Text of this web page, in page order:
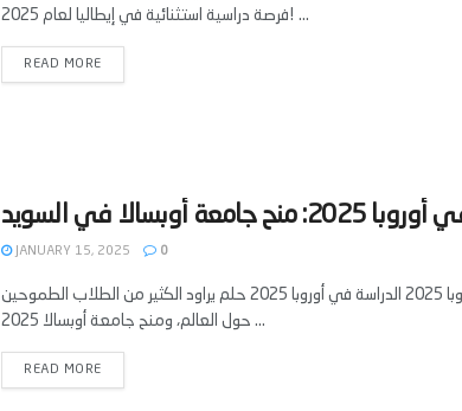
فرصة دراسية استثنائية في إيطاليا لعام 2025! ...
READ MORE
JANUARY 15, 2025 0
الدراسة في أوروبا 2025 الدراسة في أوروبا 2025 حلم يراود الكثير من الطلاب الطموحين
حول العالم، ومنح جامعة أوبسالا 2025 ...
READ MORE